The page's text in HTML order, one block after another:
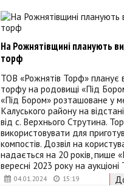
04.01.2024 15:19
На Рожнятівщині планують
торф
ТОВ «Рожнятів Торф» планує
торфу на родовищі «Під
«Під Бором» розташоване у
Калуського району на
від с. Верхнього Струтина.
використовувати для
компостів. Дозвіл на
надається на 20 років, пише
вересні 2023 року на